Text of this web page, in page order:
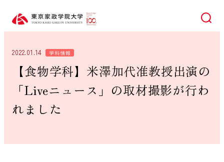
検索
2022.01.14 学科情報
【食物学科】米澤加代准教授出演の
「Liveニュース」の取材撮影が行わ
れました